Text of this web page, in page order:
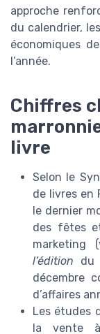
approche
du calendrier,
économiques
l’année.
Chiffres
livre
Selon le
de livres en
le dernier
des fêtes
marketing
l’édition du
décembre
d’affaires
Les études
la vente